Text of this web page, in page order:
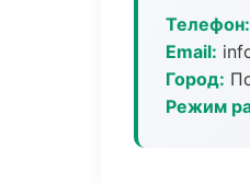
Телефон:
Email:
Город:
Режим